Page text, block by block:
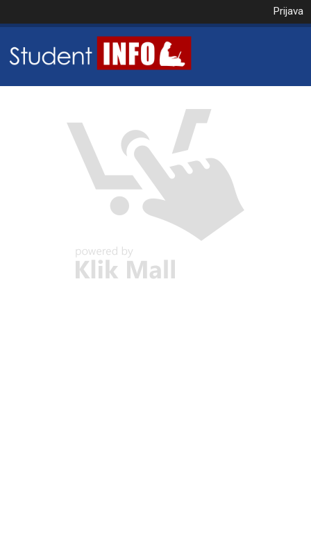
Prijava
VAŠA KOŠARICA JE